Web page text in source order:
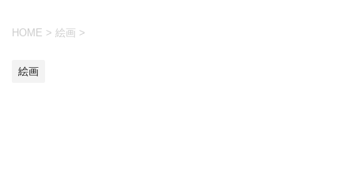
HOME > 絵画 >
絵画